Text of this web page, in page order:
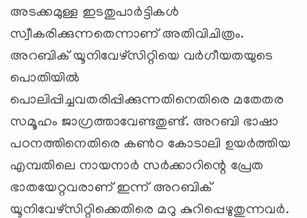
അടക്കമുള്ള ഇടതുപാര്‍ട്ടികള്‍
സ്വീകരിക്കുന്നതെന്നാണ് അതിവിചിത്രം.
അറബിക് യൂനിവേഴ്‌സിറ്റിയെ വര്‍ഗീയതയുടെ
പൊതിയില്‍
പൊലിപ്പിച്ചവതരിപ്പിക്കുന്നതിനെതിരെ മതേതര
സമൂഹം ജാഗ്രത്താവേണ്ടതുണ്ട്. അറബി ഭാഷാ
പഠനത്തിനെതിരെ കണ്‍ഠ കോടാലി ഉയര്‍ത്തിയ
എമ്പതിലെ നായനാര്‍ സര്‍ക്കാറിന്റെ പ്രേത
ഭാതയേറ്റവരാണ് ഇന്ന് അറബിക്
യൂനിവേഴ്‌സിറ്റിക്കെതിരെ മറു കുറിപ്പെഴുതുന്നവര്‍.